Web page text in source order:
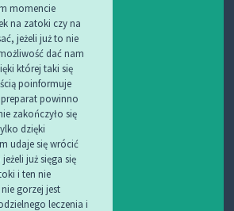
momencie
na zatoki czy na
jeżeli już to nie
dać nam
której taki się
poinformuje
powinno
zakończyło się
dzięki
udaje się wrócić
już sięga się
i ten nie
gorzej jest
leczenia i